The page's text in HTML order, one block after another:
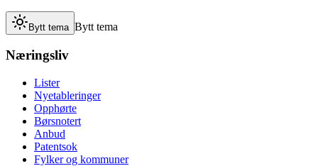
Bytt tema Bytt tema
Næringsliv
Lister
Nyetableringer
Opphørte
Børsnotert
Anbud
Patentsok
Fylker og kommuner